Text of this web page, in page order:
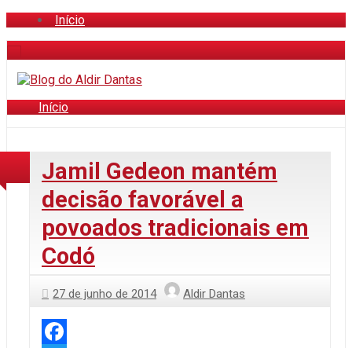
Início
Início
Jamil Gedeon mantém
decisão favorável a
povoados tradicionais em
Codó
27 de junho de 2014 Aldir Dantas